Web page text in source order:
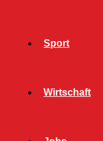
Sport
Wirtschaft